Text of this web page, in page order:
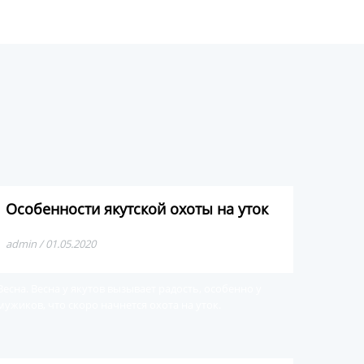
Особенности якутской охоты на уток
admin / 01.05.2020